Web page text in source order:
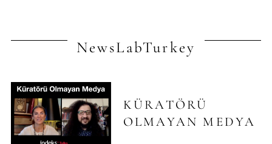
NewsLabTurkey
KÜRATÖRÜ
OLMAYAN MEDYA